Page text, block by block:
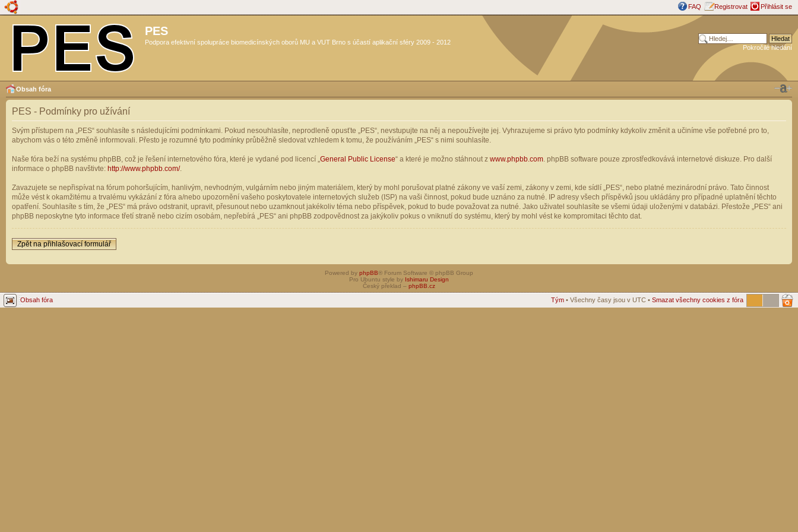
FAQ Registrovat Přihlásit se
PES
Podpora efektivní spolupráce biomedicínských oborů MU a VUT Brno s účastí aplikační sféry 2009 - 2012
Pokročilé hledání
Obsah fóra
PES - Podmínky pro užívání
Svým přístupem na „PES“ souhlasíte s následujícími podmínkami. Pokud nesouhlasíte, neprodleně opusťte „PES“, nevstupujte na něj a nepoužívejte jej. Vyhrazujeme si právo tyto podmínky kdykoliv změnit a učiníme vše potřebné pro to,
abychom vás o této změně informovali. Přesto je rozumné tyto podmínky průběžně sledovat vzhledem k tomu, že používáním „PES“ s nimi souhlasíte.
Naše fóra beží na systému phpBB, což je řešení internetového fóra, které je vydané pod licencí „General Public License“ a které je možno stáhnout z www.phpbb.com. phpBB software pouze zprostředkovává internetové diskuze. Pro další
informace o phpBB navštivte: http://www.phpbb.com/.
Zavazujete se nepřispívat na fórum pohoršujícím, hanlivým, nevhodným, vulgárním nebo jiným materiálem, který by mohl porušovat platné zákony ve vaší zemi, zákony v zemi, kde sídlí „PES“, nebo platné mezinárodní právo. Tato činnost
může vést k okamžitému a trvalému vykázání z fóra a/nebo upozornění vašeho poskytovatele internetových služeb (ISP) na vaši činnost, pokud bude uznáno za nutné. IP adresy všech příspěvků jsou ukládány pro případné uplatnění těchto
opatření. Souhlasíte s tím, že „PES“ má právo odstranit, upravit, přesunout nebo uzamknout jakékoliv téma nebo příspěvek, pokud to bude považovat za nutné. Jako uživatel souhlasíte se všemi údaji uloženými v databázi. Přestože „PES“ ani
phpBB neposkytne tyto informace třetí straně nebo cizím osobám, nepřebírá „PES“ ani phpBB zodpovědnost za jakýkoliv pokus o vniknutí do systému, který by mohl vést ke kompromitaci těchto dat.
Zpět na přihlašovací formulář
Powered by phpBB® Forum Software © phpBB Group
Pro Ubuntu style by Ishimaru Design
Český překlad – phpBB.cz
Obsah fóra Tým • Všechny časy jsou v UTC • Smazat všechny cookies z fóra